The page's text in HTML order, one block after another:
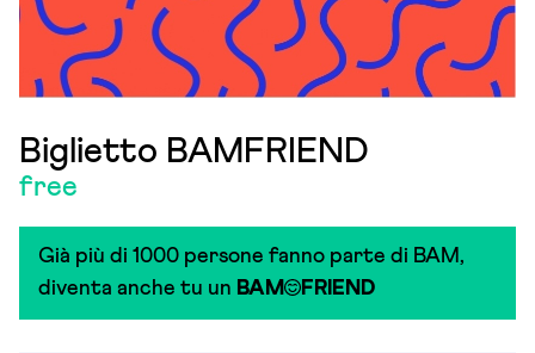
Biglietto BAMFRIEND
free
Già più di 1000 persone fanno parte di BAM,
diventa anche tu un BAM FRIEND